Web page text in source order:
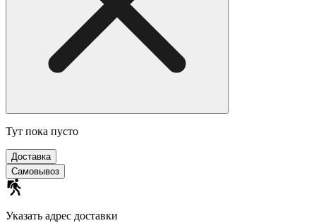
Тут пока пусто
Доставка
Самовывоз
Указать адрес доставки